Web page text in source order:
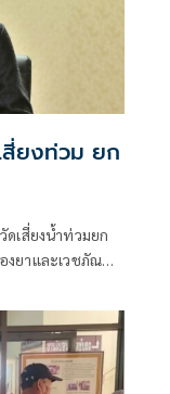
ยงท่วม ยก
เสี่ยงน้ำท่วมยก
ยาและเวชภัณฑ์